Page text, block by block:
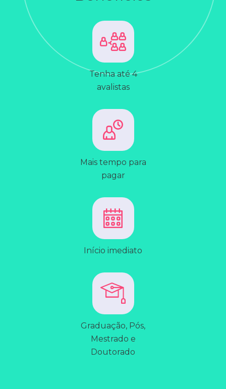
Tenha até 4
avalistas
Mais tempo para
pagar
Início imediato
Graduação, Pós,
Mestrado e
Doutorado